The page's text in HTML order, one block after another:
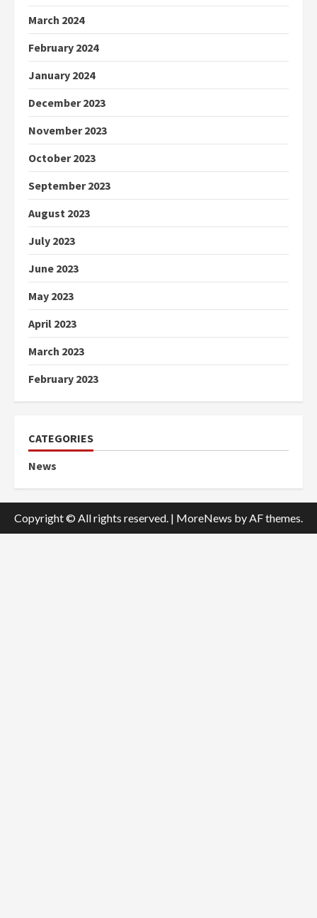
March 2024
February 2024
January 2024
December 2023
November 2023
October 2023
September 2023
August 2023
July 2023
June 2023
May 2023
April 2023
March 2023
February 2023
CATEGORIES
News
Copyright © All rights reserved. | MoreNews by AF themes.